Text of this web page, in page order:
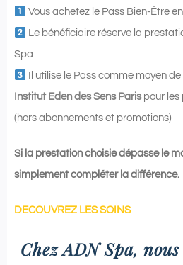
Vous achetez le Pass Bien-Être
Le bénéficiaire réserve la
Spa
Il utilise le Pass comme moyen
Institut Eden des Sens Parispour les
(hors abonnements et promotions)
Si la prestation choisie dépasse le
simplement compléter la différence.
DECOUVREZ LES SOINS
Chez ADN Spa,